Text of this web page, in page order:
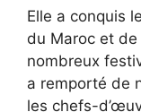
Elle a conquis
du Maroc et
nombreux
a remporté de
les chefs-